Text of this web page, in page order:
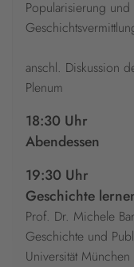
Popularisierung
anschl. Diskussion
Plenum
18:30 Uhr
Abendessen
19:30 Uhr
Geschichte
Prof. Dr. Michele
Geschichte und
Universität München